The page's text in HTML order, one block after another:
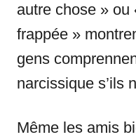
autre chose » ou
frappée »
gens
narcissique s’ils
Même les amis